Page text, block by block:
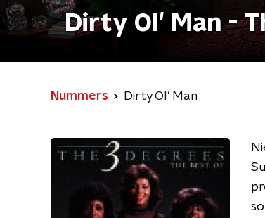
Dirty Ol' Man -
Nummers Dirty Ol' Man